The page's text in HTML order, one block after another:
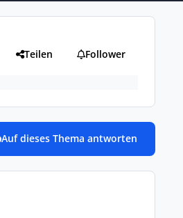
Teilen Follower
Auf dieses Thema antworten